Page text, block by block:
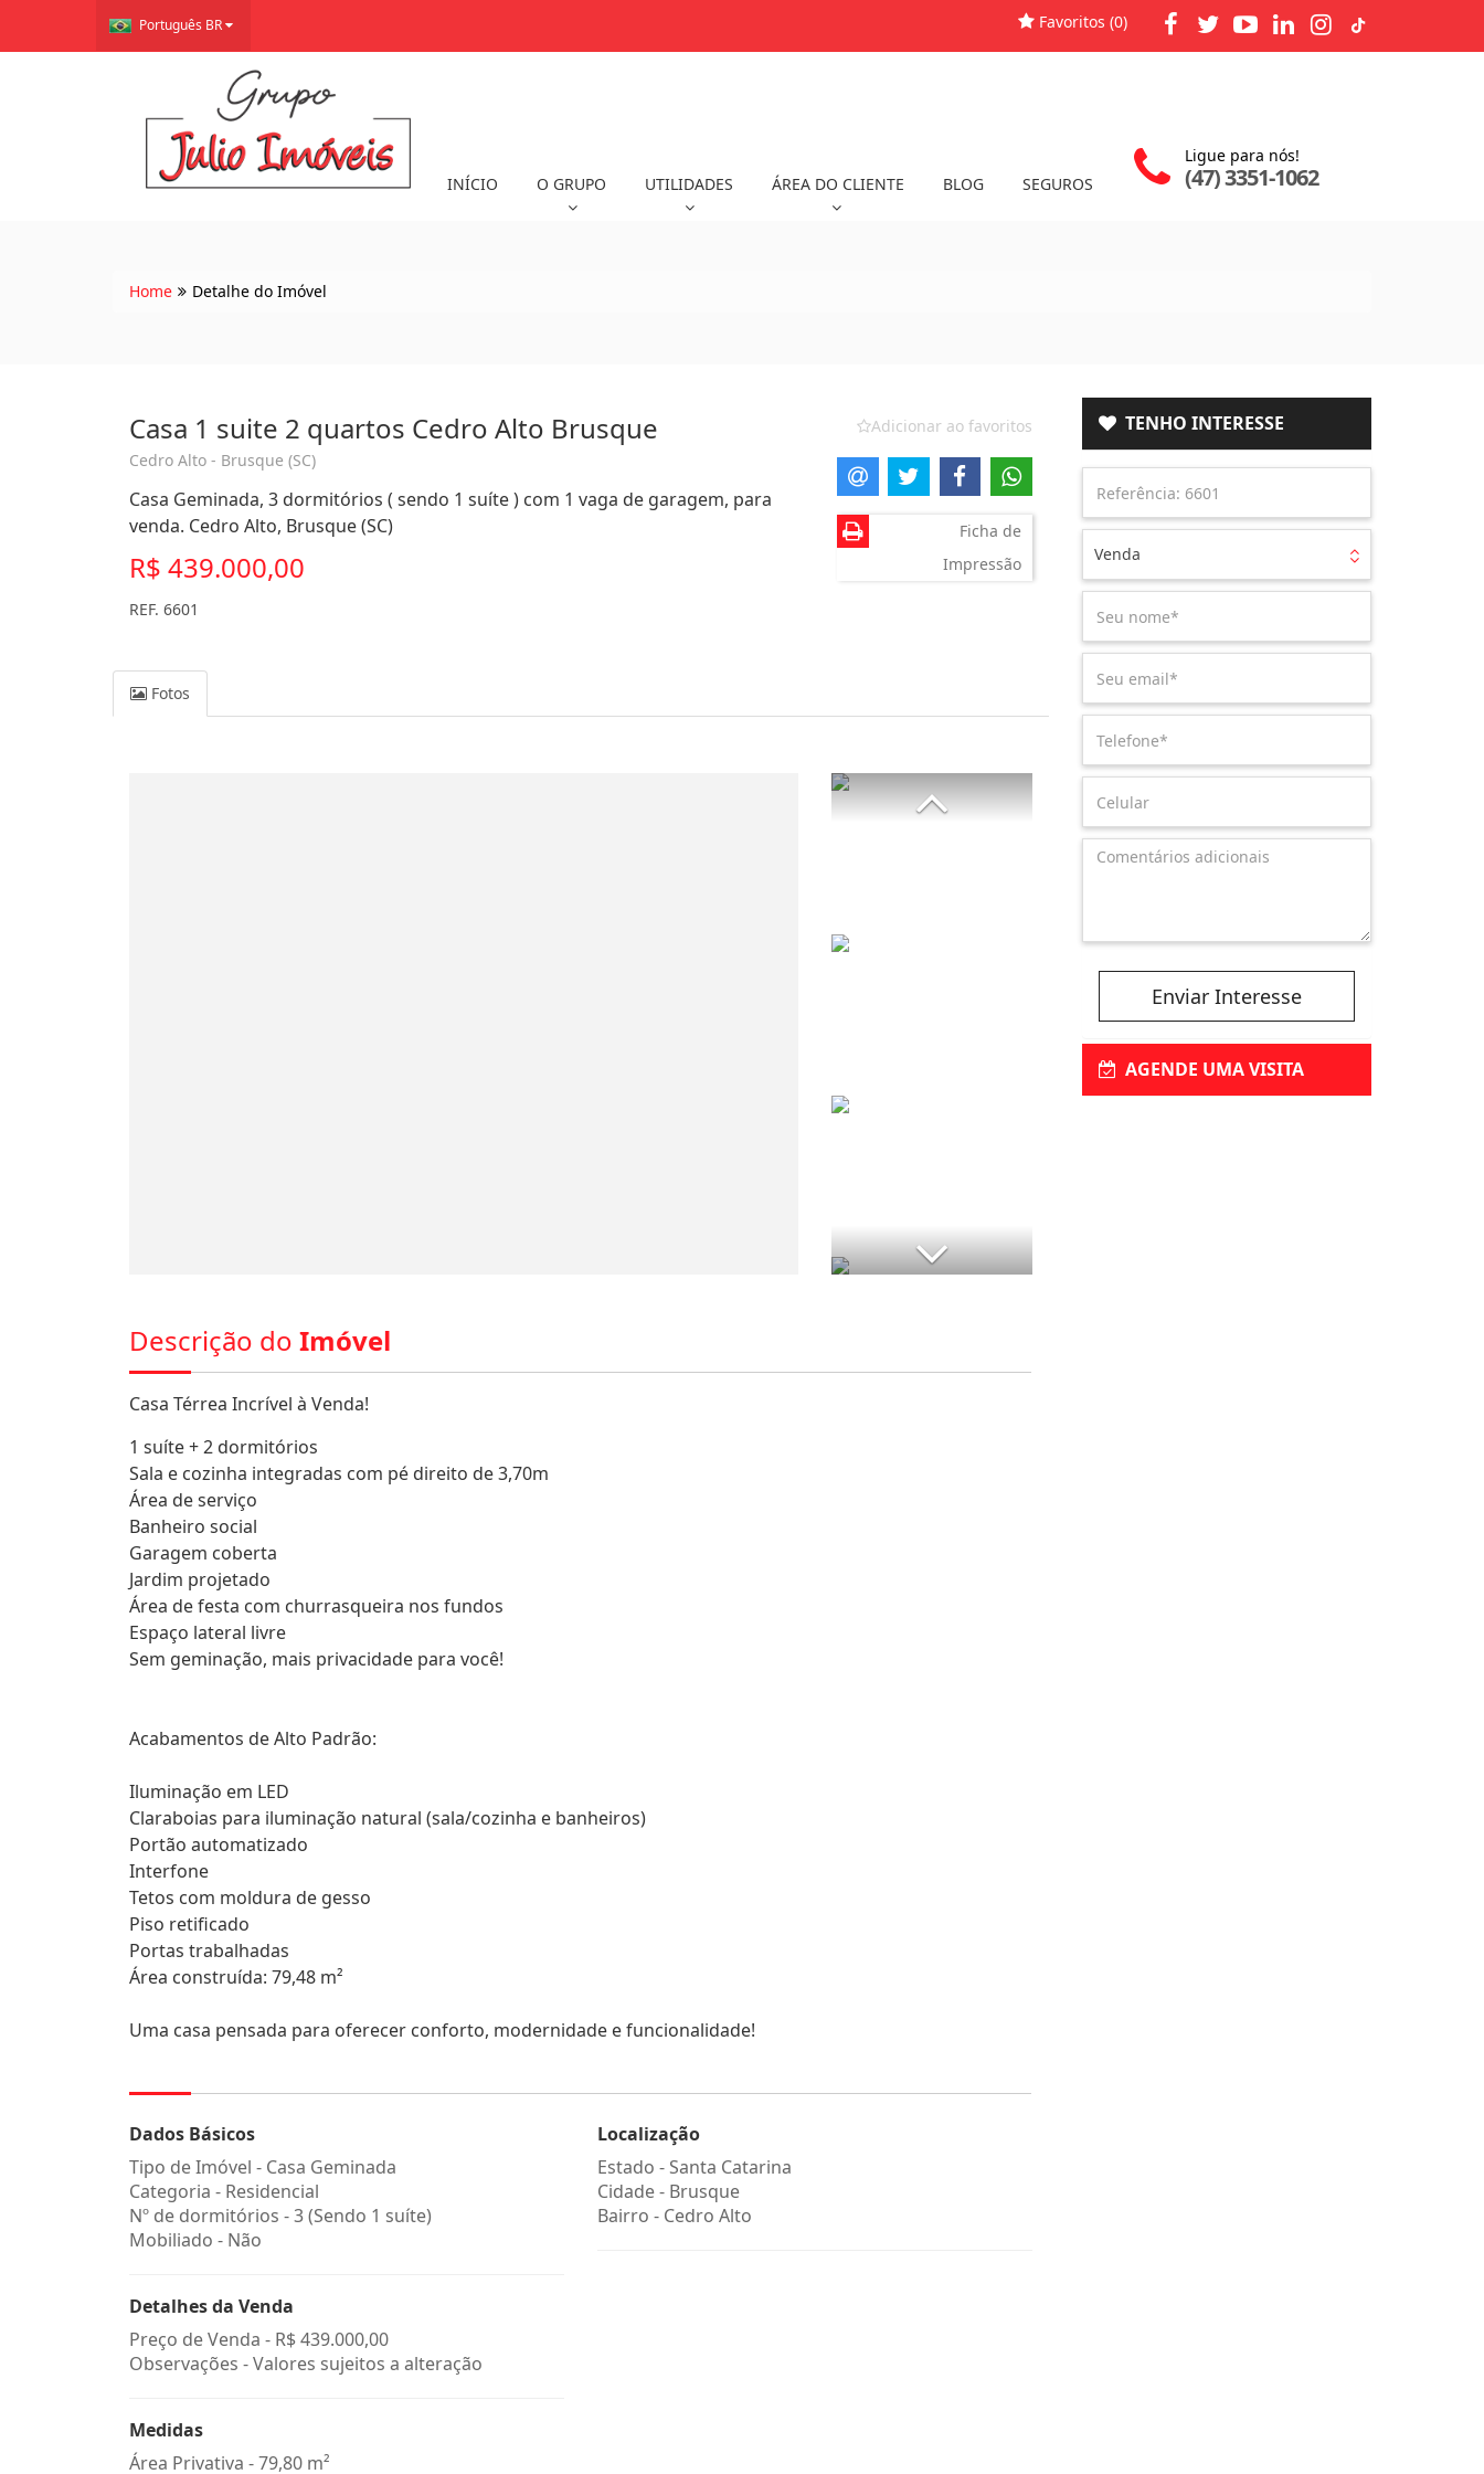
Português BR Favoritos (0)
INÍCIO O GRUPO UTILIDADES ÁREA DO CLIENTE BLOG SEGUROS
Ligue para nós!
(47) 3351-1062
Home Detalhe do Imóvel
Casa 1 suite 2 quartos Cedro Alto Brusque
Cedro Alto - Brusque (SC)
Casa Geminada, 3 dormitórios ( sendo 1 suíte ) com 1 vaga de garagem, para
venda. Cedro Alto, Brusque (SC)
R$ 439.000,00
REF. 6601
Adicionar ao favoritos
Ficha de
Impressão
Fotos
Descrição do Imóvel
Casa Térrea Incrível à Venda!
1 suíte + 2 dormitórios
Sala e cozinha integradas com pé direito de 3,70m
Área de serviço
Banheiro social
Garagem coberta
Jardim projetado
Área de festa com churrasqueira nos fundos
Espaço lateral livre
Sem geminação, mais privacidade para você!
Acabamentos de Alto Padrão:
Iluminação em LED
Claraboias para iluminação natural (sala/cozinha e banheiros)
Portão automatizado
Interfone
Tetos com moldura de gesso
Piso retificado
Portas trabalhadas
Área construída: 79,48 m²
Uma casa pensada para oferecer conforto, modernidade e funcionalidade!
Dados Básicos
Tipo de Imóvel - Casa Geminada
Categoria - Residencial
Nº de dormitórios - 3 (Sendo 1 suíte)
Mobiliado - Não
Detalhes da Venda
Preço de Venda - R$ 439.000,00
Observações - Valores sujeitos a alteração
Medidas
Área Privativa - 79,80 m²
Localização
Estado -Santa Catarina
Cidade - Brusque
Bairro - Cedro Alto
TENHO INTERESSE
Venda
Enviar Interesse